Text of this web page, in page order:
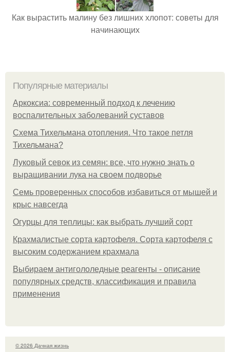
Как вырастить малину без лишних хлопот: советы для
начинающих
Популярные материалы
Аркоксиа: современный подход к лечению
воспалительных заболеваний суставов
Схема Тихельмана отопления. Что такое петля
Тихельмана?
Луковый севок из семян: все, что нужно знать о
выращивании лука на своем подворье
Семь проверенных способов избавиться от мышей и
крыс навсегда
Огурцы для теплицы: как выбрать лучший сорт
Крахмалистые сорта картофеля. Сорта картофеля с
высоким содержанием крахмала
Выбираем антигололедные реагенты - описание
популярных средств, классификация и правила
применения
© 2026 Дачная жизнь